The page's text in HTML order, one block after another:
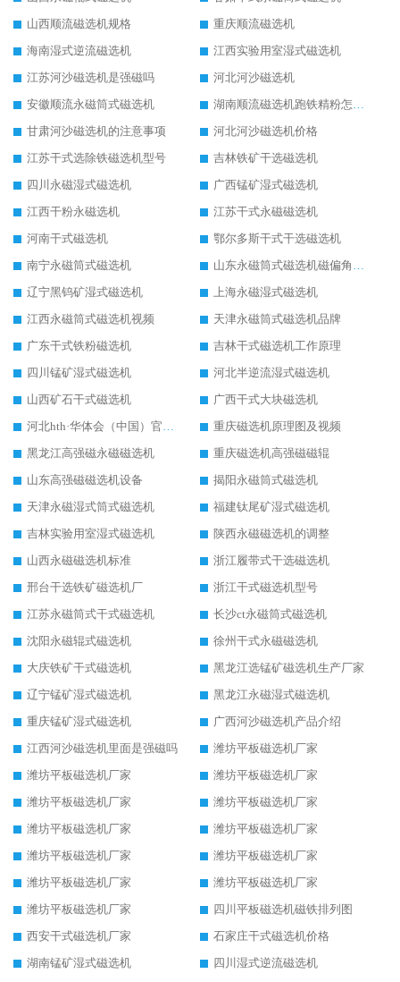
山西顺流磁选机规格
重庆顺流磁选机
海南湿式逆流磁选机
江西实验用室湿式磁选机
江苏河沙磁选机是强磁吗
河北河沙磁选机
安徽顺流永磁筒式磁选机
湖南顺流磁选机跑铁精粉怎么处理
甘肃河沙磁选机的注意事项
河北河沙磁选机价格
江苏干式选除铁磁选机型号
吉林铁矿干选磁选机
四川永磁湿式磁选机
广西锰矿湿式磁选机
江西干粉永磁选机
江苏干式永磁磁选机
河南干式磁选机
鄂尔多斯干式干选磁选机
南宁永磁筒式磁选机
山东永磁筒式磁选机磁偏角怎么调整
辽宁黑钨矿湿式磁选机
上海永磁湿式磁选机
江西永磁筒式磁选机视频
天津永磁筒式磁选机品牌
广东干式铁粉磁选机
吉林干式磁选机工作原理
四川锰矿湿式磁选机
河北半逆流湿式磁选机
山西矿石干式磁选机
广西干式大块磁选机
河北hth·华体会（中国）官方网站-hth.com 工作视频
重庆磁选机原理图及视频
黑龙江高强磁永磁磁选机
重庆磁选机高强磁磁辊
山东高强磁磁选机设备
揭阳永磁筒式磁选机
天津永磁湿式筒式磁选机
福建钛尾矿湿式磁选机
吉林实验用室湿式磁选机
陕西永磁磁选机的调整
山西永磁磁选机标准
浙江履带式干选磁选机
邢台干选铁矿磁选机厂
浙江干式磁选机型号
江苏永磁筒式干式磁选机
长沙ct永磁筒式磁选机
沈阳永磁辊式磁选机
徐州干式永磁磁选机
大庆铁矿干式磁选机
黑龙江选锰矿磁选机生产厂家
辽宁锰矿湿式磁选机
黑龙江永磁湿式磁选机
重庆锰矿湿式磁选机
广西河沙磁选机产品介绍
江西河沙磁选机里面是强磁吗
潍坊平板磁选机厂家
潍坊平板磁选机厂家
潍坊平板磁选机厂家
潍坊平板磁选机厂家
潍坊平板磁选机厂家
潍坊平板磁选机厂家
潍坊平板磁选机厂家
潍坊平板磁选机厂家
潍坊平板磁选机厂家
潍坊平板磁选机厂家
潍坊平板磁选机厂家
潍坊平板磁选机厂家
四川平板磁选机磁铁排列图
西安干式磁选机厂家
石家庄干式磁选机价格
湖南锰矿湿式磁选机
四川湿式逆流磁选机